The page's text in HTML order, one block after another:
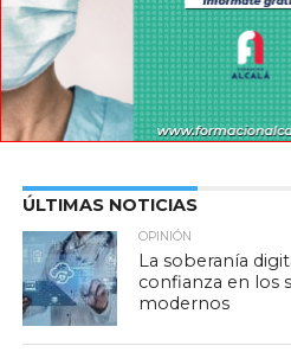
ÚLTIMAS NOTICIAS
OPINIÓN
La soberanía
confianza en los
modernos